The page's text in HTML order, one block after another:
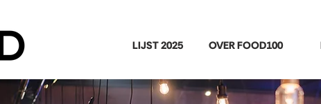
LIJST 2025 OVER FOOD100